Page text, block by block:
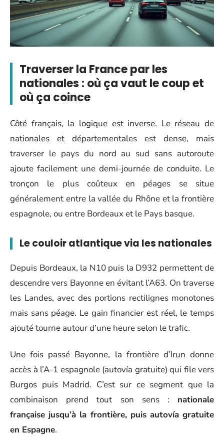
Traverser la France par les
nationales : où ça vaut le coup et
où ça coince
Côté français, la logique est inverse. Le réseau de
nationales et départementales est dense, mais
traverser le pays du nord au sud sans autoroute
ajoute facilement une demi-journée de conduite. Le
tronçon le plus coûteux en péages se situe
généralement entre la vallée du Rhône et la frontière
espagnole, ou entre Bordeaux et le Pays basque.
Le couloir atlantique via les nationales
Depuis Bordeaux, la N10 puis la D932 permettent de
descendre vers Bayonne en évitant l’A63. On traverse
les Landes, avec des portions rectilignes monotones
mais sans péage. Le gain financier est réel, le temps
ajouté tourne autour d’une heure selon le trafic.
Une fois passé Bayonne, la frontière d’Irun donne
accès à l’A-1 espagnole (autovía gratuite) qui file vers
Burgos puis Madrid. C’est sur ce segment que la
combinaison prend tout son sens : nationale
française jusqu’à la frontière, puis autovía gratuite
en Espagne.